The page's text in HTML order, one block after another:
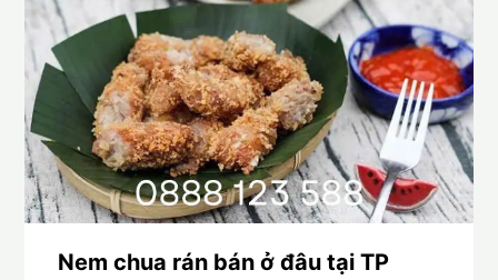
Nem chua rán bán ở đâu tại TP